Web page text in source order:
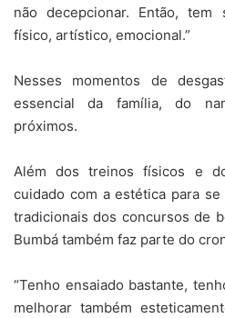
não decepcionar. Então,
físico, artístico, emocional.”
Nesses momentos de
essencial da família, do
próximos.
Além dos treinos físicos e
cuidado com a estética para
tradicionais dos concursos de
Bumbá também faz parte do
“Tenho ensaiado bastante,
melhorar também